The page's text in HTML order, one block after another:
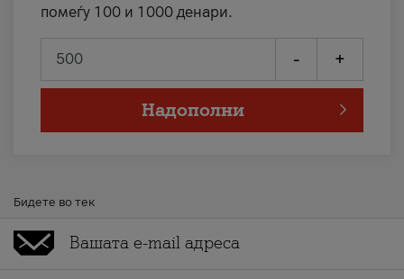
помеѓу 100 и 1000 денари.
- +
Надополни
Бидете во тек